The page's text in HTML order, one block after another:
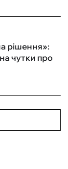
рішення»:
чутки про